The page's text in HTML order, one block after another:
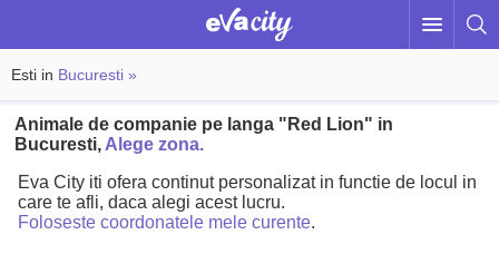
Esti in Bucuresti »
Animale de companie pe langa "Red Lion" in
Bucuresti, Alege zona.
Eva City iti ofera continut personalizat in functie de locul in
care te afli, daca alegi acest lucru.
Foloseste coordonatele mele curente.